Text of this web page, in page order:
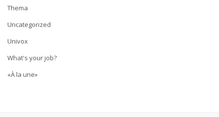
Thema
Uncategorized
Univox
What's your job?
«À la une»